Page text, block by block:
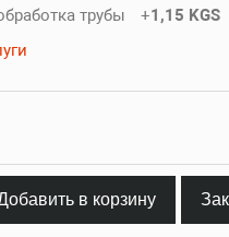
трубы
+1,15 KGS
в корзину